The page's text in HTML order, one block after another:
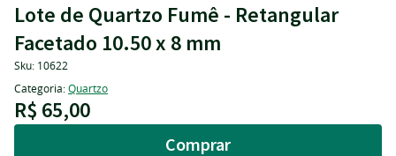
Lote de Quartzo Fumê - Retangular
Facetado 10.50 x 8 mm
Sku: 10622
Categoria:Quartzo
R$ 65,00
Comprar